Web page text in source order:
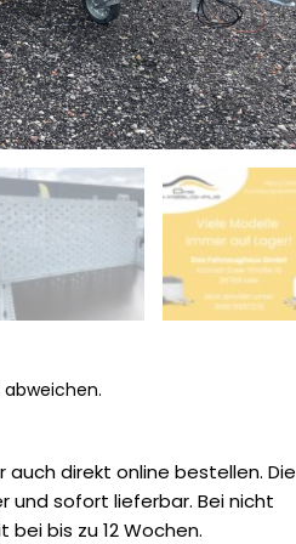
direkt online bestellen. Die
und sofort lieferbar. Bei nicht
bis zu 12 Wochen.